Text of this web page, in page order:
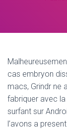
cas embryon
macs, Grindr ne
fabriquer avec
surfant sur
l’avons a